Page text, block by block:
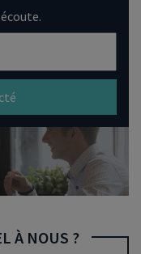
À NOUS ?